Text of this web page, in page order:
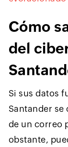
Cómo
del
Si sus datos
Santander se
de un correo
obstante,